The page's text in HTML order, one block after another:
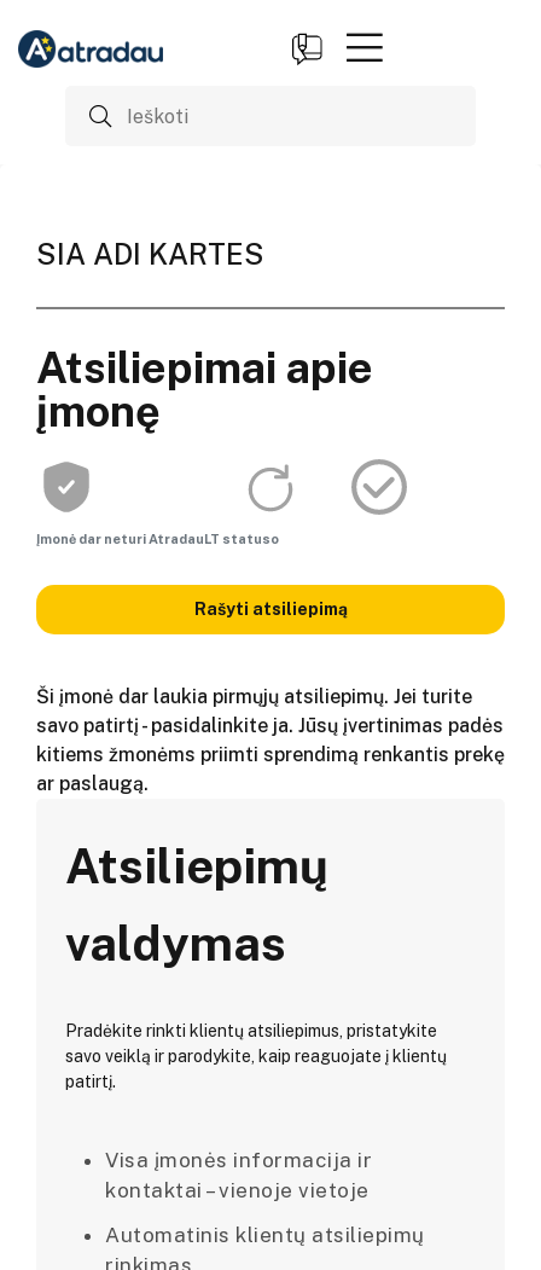
SIA ADI KARTES
Atsiliepimai apie
įmonę
Įmonė dar neturi AtradauLT statuso
Rašyti atsiliepimą
Ši įmonė dar laukia pirmųjų atsiliepimų. Jei turite
savo patirtį - pasidalinkite ja. Jūsų įvertinimas padės
kitiems žmonėms priimti sprendimą renkantis prekę
ar paslaugą.
Atsiliepimų
valdymas
Pradėkite rinkti klientų atsiliepimus, pristatykite
savo veiklą ir parodykite, kaip reaguojate į klientų
patirtį.
Visa įmonės informacija ir
kontaktai – vienoje vietoje
Automatinis klientų atsiliepimų
rinkimas